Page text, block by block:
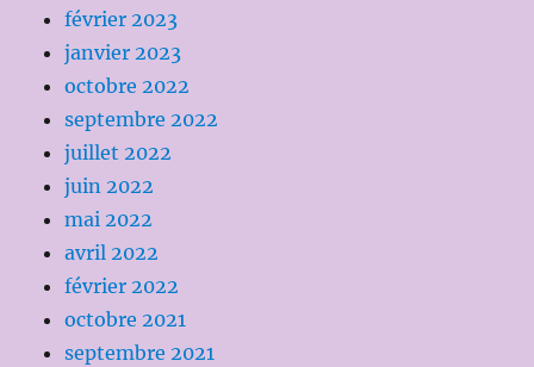
février 2023
janvier 2023
octobre 2022
septembre 2022
juillet 2022
juin 2022
mai 2022
avril 2022
février 2022
octobre 2021
septembre 2021